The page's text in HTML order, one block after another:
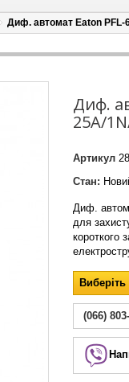
Диф. автомат Eaton
Диф.
25A/
Артикул
Стан:
Диф.
для
короткого
(066)